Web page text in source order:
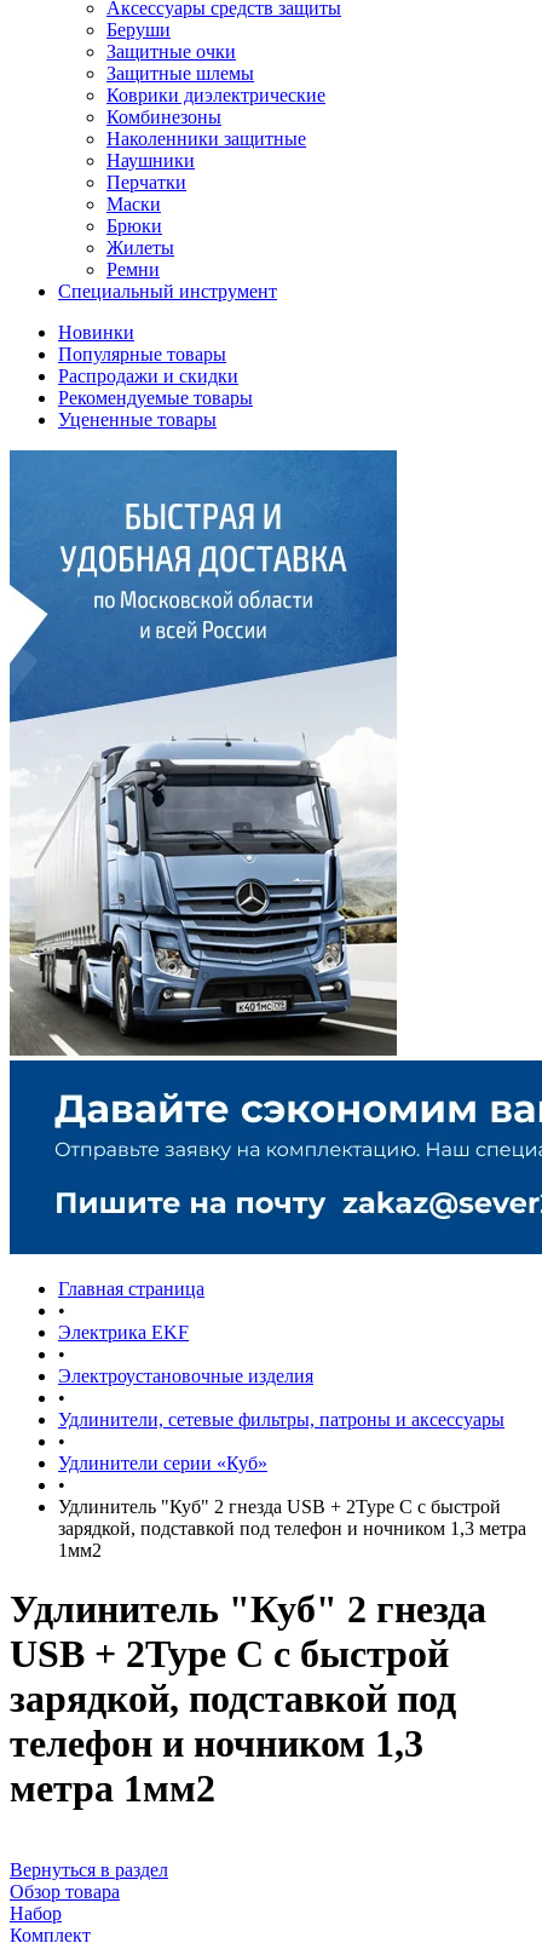
Аксессуары средств защиты
Беруши
Защитные очки
Защитные шлемы
Коврики диэлектрические
Комбинезоны
Наколенники защитные
Наушники
Перчатки
Маски
Брюки
Жилеты
Ремни
Специальный инструмент
Новинки
Популярные товары
Распродажи и скидки
Рекомендуемые товары
Уцененные товары
Главная страница
•
Электрика EKF
•
Электроустановочные изделия
•
Удлинители, сетевые фильтры, патроны и аксессуары
•
Удлинители серии «Куб»
•
Удлинитель "Куб" 2 гнезда USB + 2Type C с быстрой
зарядкой, подставкой под телефон и ночником 1,3 метра
1мм2
Удлинитель "Куб" 2 гнезда
USB + 2Type C с быстрой
зарядкой, подставкой под
телефон и ночником 1,3
метра 1мм2
Вернуться в раздел
Обзор товара
Набор
Комплект